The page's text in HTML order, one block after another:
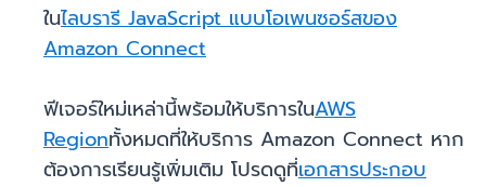
ในไลบรารี JavaScript แบบโอเพนซอร์สของ
Amazon Connect
ฟีเจอร์ใหม่เหล่านี้พร้อมให้บริการในAWS
Regionทั้งหมดที่ให้บริการ Amazon Connect หาก
ต้องการเรียนรู้เพิ่มเติม โปรดดูที่เอกสารประกอบ